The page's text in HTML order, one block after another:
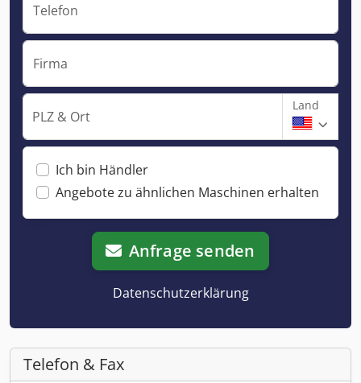
Telefon
Firma
PLZ & Ort
Land
Ich bin Händler
Angebote zu ähnlichen Maschinen erhalten
Anfrage senden
Datenschutzerklärung
Telefon & Fax